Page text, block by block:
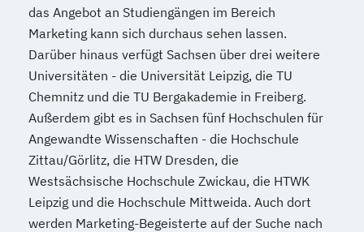
das Angebot an Studiengängen im Bereich
Marketing kann sich durchaus sehen lassen.
Darüber hinaus verfügt Sachsen über drei weitere
Universitäten - die Universität Leipzig, die TU
Chemnitz und die TU Bergakademie in Freiberg.
Außerdem gibt es in Sachsen fünf Hochschulen für
Angewandte Wissenschaften - die Hochschule
Zittau/Görlitz, die HTW Dresden, die
Westsächsische Hochschule Zwickau, die HTWK
Leipzig und die Hochschule Mittweida. Auch dort
werden Marketing-Begeisterte auf der Suche nach